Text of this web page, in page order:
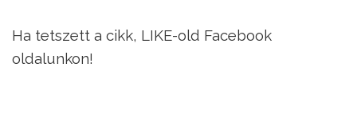
Ha tetszett a cikk, LIKE-old Facebook
oldalunkon!